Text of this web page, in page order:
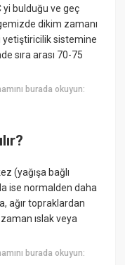
yi bulduğu ve geç
dikim zamanı
yetiştiricilik sistemine
sıra arası 70-75
burada okuyun:
(yağışa bağlı
ise normalden daha
ağır topraklardan
ıslak veya
burada okuyun: